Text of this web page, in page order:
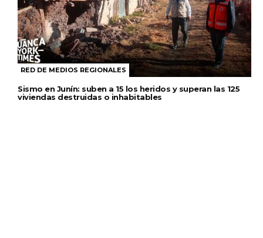
RED DE MEDIOS REGIONALES
Sismo en Junín: suben a 15 los heridos y superan las 125
viviendas destruidas o inhabitables